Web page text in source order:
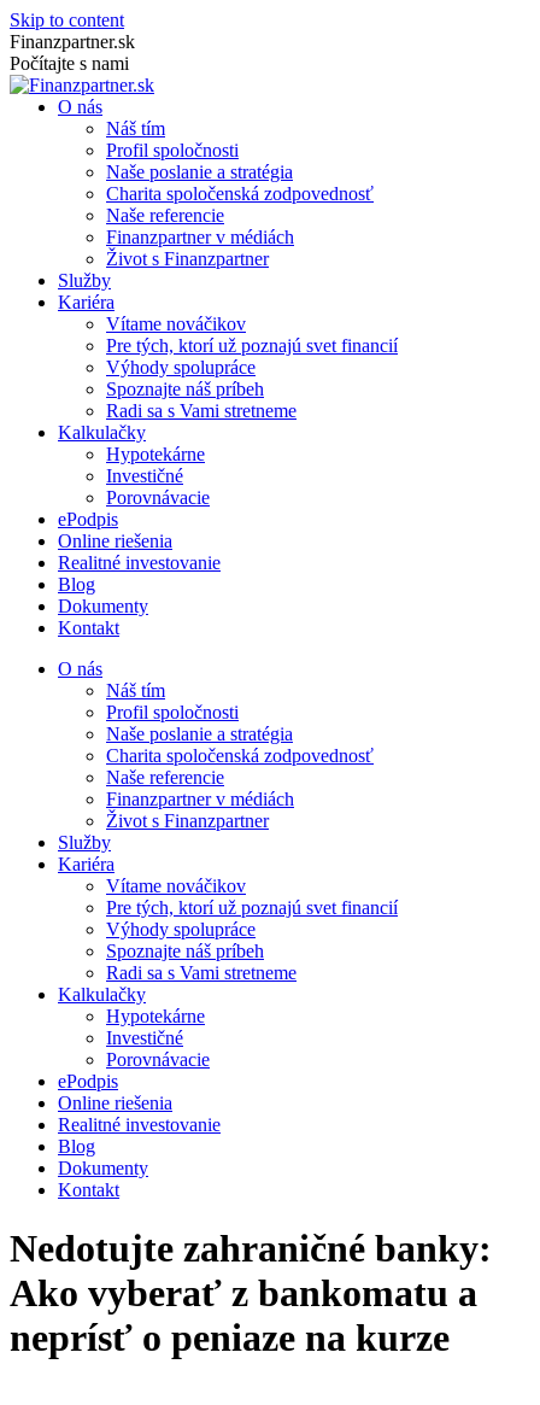
Skip to content
Finanzpartner.sk
Počítajte s nami
O nás
Náš tím
Profil spoločnosti
Naše poslanie a stratégia
Charita spoločenská zodpovednosť
Naše referencie
Finanzpartner v médiách
Život s Finanzpartner
Služby
Kariéra
Vítame nováčikov
Pre tých, ktorí už poznajú svet financií
Výhody spolupráce
Spoznajte náš príbeh
Radi sa s Vami stretneme
Kalkulačky
Hypotekárne
Investičné
Porovnávacie
ePodpis
Online riešenia
Realitné investovanie
Blog
Dokumenty
Kontakt
O nás
Náš tím
Profil spoločnosti
Naše poslanie a stratégia
Charita spoločenská zodpovednosť
Naše referencie
Finanzpartner v médiách
Život s Finanzpartner
Služby
Kariéra
Vítame nováčikov
Pre tých, ktorí už poznajú svet financií
Výhody spolupráce
Spoznajte náš príbeh
Radi sa s Vami stretneme
Kalkulačky
Hypotekárne
Investičné
Porovnávacie
ePodpis
Online riešenia
Realitné investovanie
Blog
Dokumenty
Kontakt
Nedotujte zahraničné banky:
Ako vyberať z bankomatu a
neprísť o peniaze na kurze